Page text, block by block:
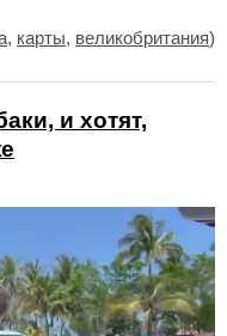
, карты, великобритания)
и хотят,